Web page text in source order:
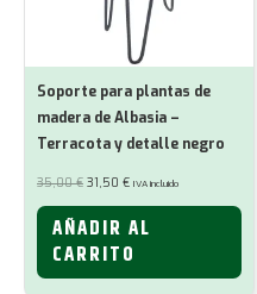
Soporte para plantas de
madera de Albasia –
Terracota y detalle negro
35,00€ El
precio
original
era:
35,00 €.
31,50 €El
actual
es:
31,50 €.
IVA incluido
AÑADIR AL
CARRITO